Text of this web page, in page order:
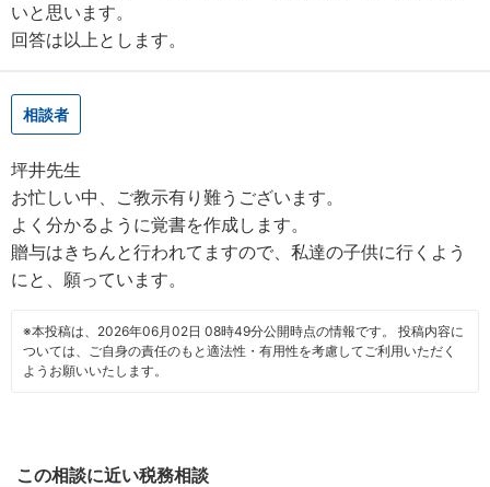
いと思います。
回答は以上とします。
相談者
坪井先生
お忙しい中、ご教示有り難うございます。
よく分かるように覚書を作成します。
贈与はきちんと行われてますので、私達の子供に行くよう
にと、願っています。
※本投稿は、2026年06月02日 08時49分公開時点の情報です。 投稿内容に
ついては、ご自身の責任のもと適法性・有用性を考慮してご利用いただく
ようお願いいたします。
この相談に近い税務相談